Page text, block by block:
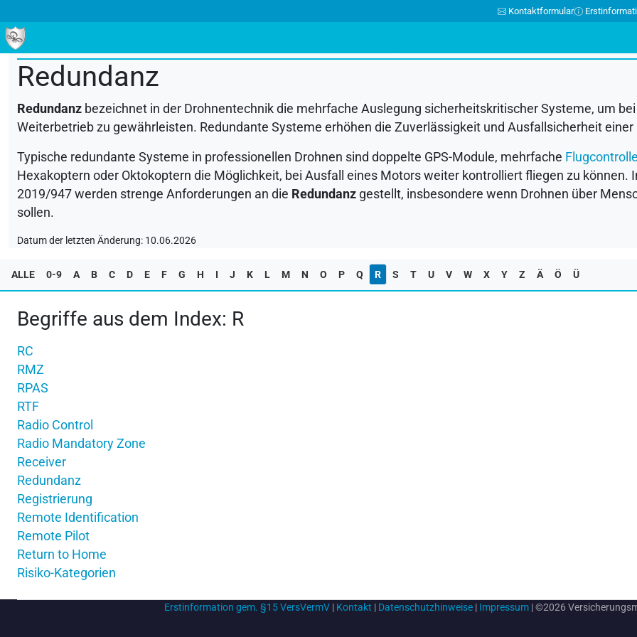
Kontaktformular
Redundanz
Redundanz bezeichnet in der Drohnentechnik die mehrfache Auslegung sicherheitskritischer Systeme, um
Weiterbetrieb zu gewährleisten. Redundante Systeme erhöhen die Zuverlässigkeit und Ausfallsicherheit einer
Typische redundante Systeme in professionellen Drohnen sind doppelte GPS-Module, mehrfache
Hexakoptern oder Oktokoptern die Möglichkeit, bei Ausfall eines Motors weiter kontrolliert fliegen zu können.
2019/947 werden strenge Anforderungen an die Redundanz gestellt, insbesondere wenn Drohnen über
sollen.
Datum der letzten Änderung: 10.06.2026
ALLE 0-9 A B C D E F G H I J K L M N O P Q R S T U V W X Y Z Ä Ö Ü
Begriffe aus dem Index: R
RC
RMZ
RPAS
RTF
Radio Control
Radio Mandatory Zone
Receiver
Redundanz
Registrierung
Remote Identification
Remote Pilot
Return to Home
Risiko-Kategorien
Erstinformation gem. §15 VersVermV| Kontakt | Datenschutzhinweise| Impressum| ©2026